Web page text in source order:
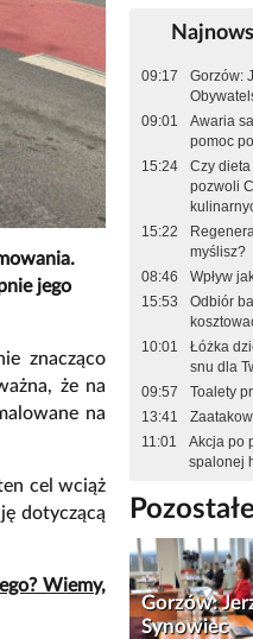
jego
znacząco
że na
na
cel wciąż
dotyczącą
Wiemy,
09:17
Gorzów:
09:01
Awaria
pomoc
15:24
Czy
pozwoli
15:22
myślisz?
08:46
Wpływ
15:53
Odbiór
10:01
Łóżka
snu dla
09:57
Toalety
13:41
11:01
Akcja po
spalonej
Gorzów:
Synowiec